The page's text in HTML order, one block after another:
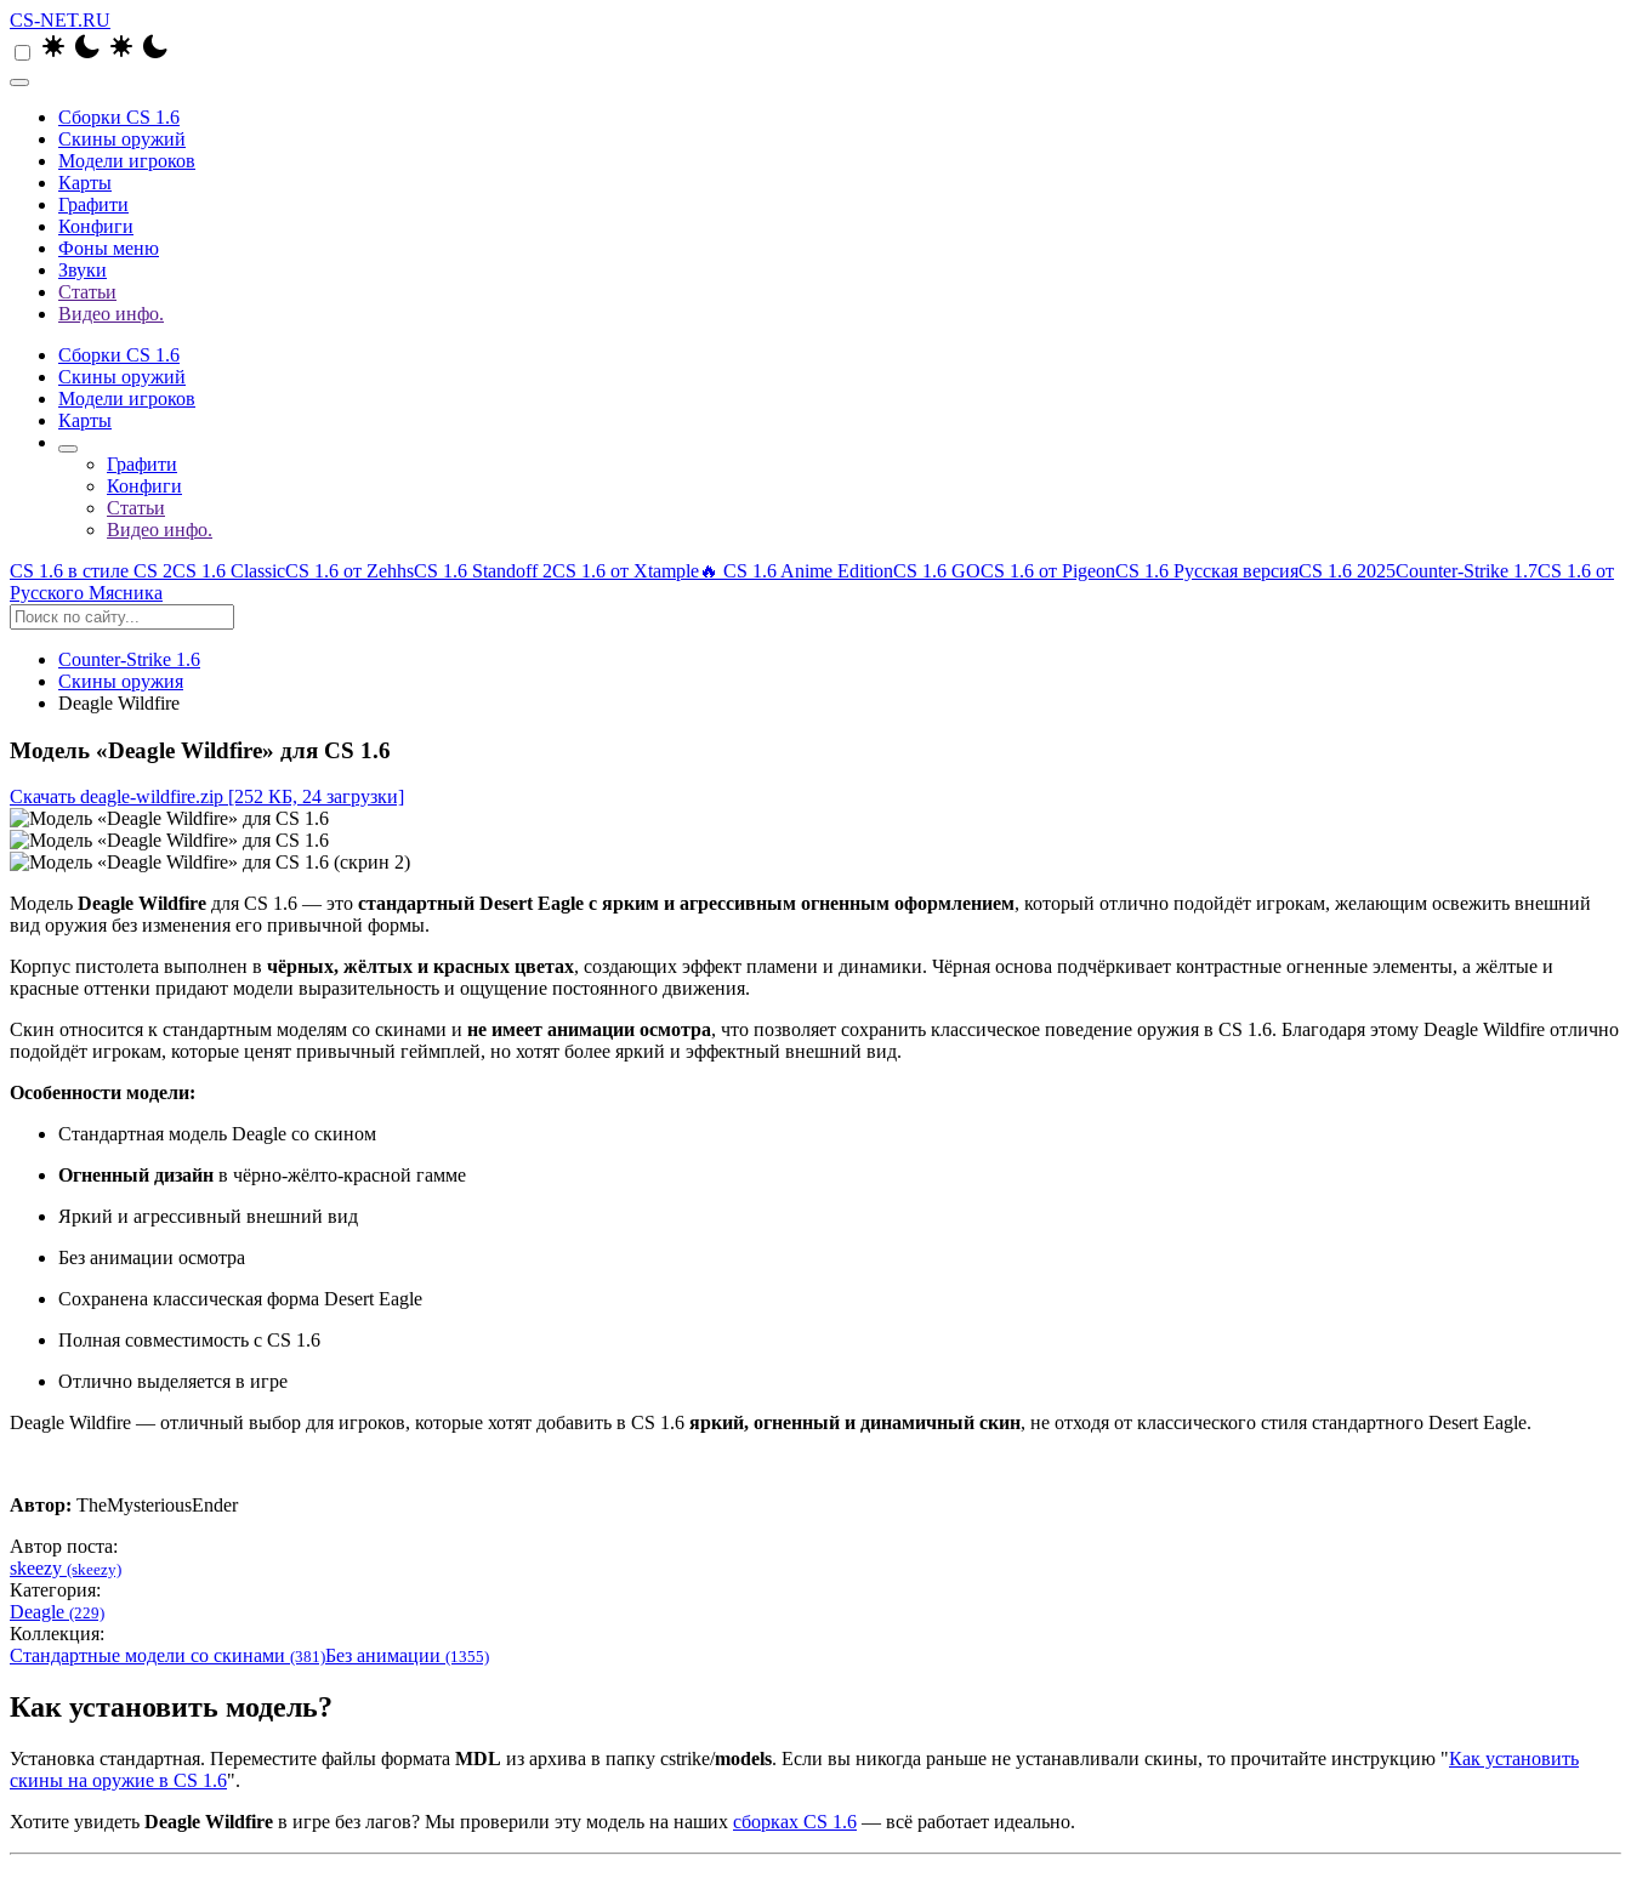
CS-NET.RU
Сборки CS 1.6
Скины оружий
Модели игроков
Карты
Графити
Конфиги
Фоны меню
Звуки
Статьи
Видео инфо.
Сборки CS 1.6
Скины оружий
Модели игроков
Карты
Графити
Конфиги
Статьи
Видео инфо.
CS 1.6 в стиле CS 2CS 1.6 ClassicCS 1.6 от ZehhsCS 1.6 Standoff 2CS 1.6 от Xtample🔥 CS 1.6 Anime EditionCS 1.6 GOCS 1.6 от PigeonCS 1.6 Русская версияCS 1.6 2025Counter-Strike 1.7CS 1.6 от
Русского Мясника
Counter-Strike 1.6
Скины оружия
Deagle Wildfire
Модель «Deagle Wildfire» для CS 1.6
Скачать deagle-wildfire.zip [252 КБ, 24 загрузки]
Модель Deagle Wildfire для CS 1.6 — это стандартный Desert Eagle с ярким и агрессивным огненным оформлением, который отлично подойдёт игрокам, желающим освежить внешний
вид оружия без изменения его привычной формы.
Корпус пистолета выполнен в чёрных, жёлтых и красных цветах, создающих эффект пламени и динамики. Чёрная основа подчёркивает контрастные огненные элементы, а жёлтые и
красные оттенки придают модели выразительность и ощущение постоянного движения.
Скин относится к стандартным моделям со скинами и не имеет анимации осмотра, что позволяет сохранить классическое поведение оружия в CS 1.6. Благодаря этому Deagle Wildfire отлично
подойдёт игрокам, которые ценят привычный геймплей, но хотят более яркий и эффектный внешний вид.
Особенности модели:
Стандартная модель Deagle со скином
Огненный дизайн в чёрно-жёлто-красной гамме
Яркий и агрессивный внешний вид
Без анимации осмотра
Сохранена классическая форма Desert Eagle
Полная совместимость с CS 1.6
Отлично выделяется в игре
Deagle Wildfire — отличный выбор для игроков, которые хотят добавить в CS 1.6 яркий, огненный и динамичный скин, не отходя от классического стиля стандартного Desert Eagle.
Автор: TheMysteriousEnder
Автор поста:
skeezy (skeezy)
Категория:
Deagle (229)
Коллекция:
Стандартные модели со скинами (381)Без анимации (1355)
Как установить модель?
Установка стандартная. Переместите файлы формата MDL из архива в папку cstrike/models. Если вы никогда раньше не устанавливали скины, то прочитайте инструкцию "Как установить
скины на оружие в CS 1.6".
Хотите увидеть Deagle Wildfire в игре без лагов? Мы проверили эту модель на наших сборках CS 1.6 — всё работает идеально.